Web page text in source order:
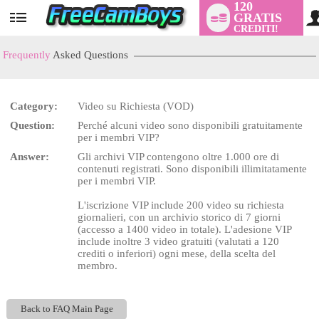
User
120
GRATIS
CREDITI!
Frequently Asked Questions
Category:
Video su Richiesta (VOD)
Question:
Perché alcuni video sono disponibili gratuitamente
per i membri VIP?
Answer:
Gli archivi VIP contengono oltre 1.000 ore di
contenuti registrati. Sono disponibili illimitatamente
per i membri VIP.
L'iscrizione VIP include 200 video su richiesta
giornalieri, con un archivio storico di 7 giorni
(accesso a 1400 video in totale). L'adesione VIP
include inoltre 3 video gratuiti (valutati a 120
crediti o inferiori) ogni mese, della scelta del
membro.
Back to FAQ Main Page
LIMITED TIME OFFER!